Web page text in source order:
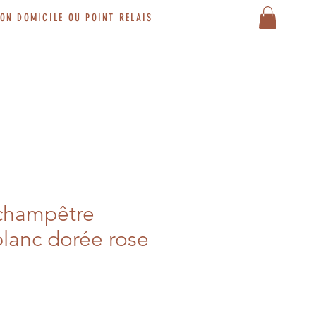
DOMICILE OU POINT RELAIS
dorée rose